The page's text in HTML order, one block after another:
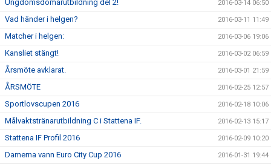
Ungdomsdomarutbildning del 2! 2016-03-14 06:50
Vad händer i helgen? 2016-03-11 11:49
Matcher i helgen: 2016-03-06 19:06
Kansliet stängt! 2016-03-02 06:59
Årsmöte avklarat. 2016-03-01 21:59
ÅRSMÖTE 2016-02-25 12:57
Sportlovscupen 2016 2016-02-18 10:06
Målvaktstränarutbildning C i Stattena IF. 2016-02-13 15:17
Stattena IF Profil 2016 2016-02-09 10:20
Damerna vann Euro City Cup 2016 2016-01-31 19:44